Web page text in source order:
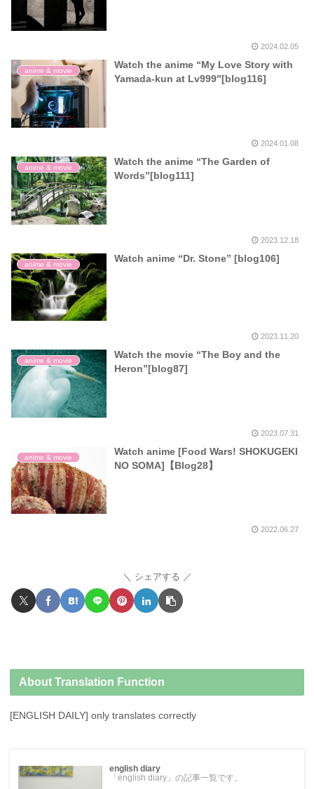
2024.02.05
anime & movie
Watch the anime “My Love Story with
Yamada-kun at Lv999″[blog116]
2024.01.08
anime & movie
Watch the anime “The Garden of
Words”[blog111]
2023.12.18
anime & movie
Watch anime “Dr. Stone” [blog106]
2023.11.20
anime & movie
Watch the movie “The Boy and the
Heron”[blog87]
2023.07.31
anime & movie
Watch anime [Food Wars! SHOKUGEKI
NO SOMA]【Blog28】
2022.06.27
シェアする
About Translation Function
[ENGLISH DAILY] only translates correctly
english diary
「english diary」の記事一覧です。